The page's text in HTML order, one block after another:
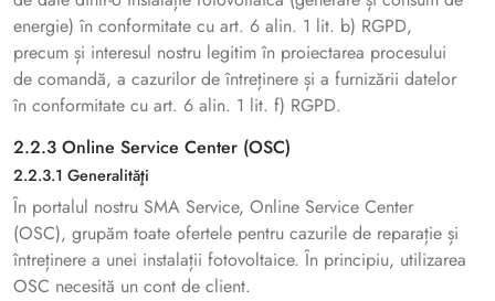
energie) în conformitate cu art. 6 alin. 1 lit. b) RGPD,
precum și interesul nostru legitim în proiectarea procesului
de comandă, a cazurilor de întreținere și a furnizării datelor
în conformitate cu art. 6 alin. 1 lit. f) RGPD.
2.2.3 Online Service Center (OSC)
2.2.3.1 Generalităţi
În portalul nostru SMA Service, Online Service Center
(OSC), grupăm toate ofertele pentru cazurile de reparație și
întreținere a unei instalații fotovoltaice. În principiu, utilizarea
OSC necesită un cont de client.